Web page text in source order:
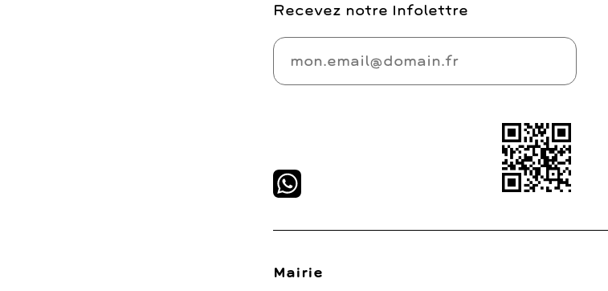
Recevez notre Infolettre
Mairie